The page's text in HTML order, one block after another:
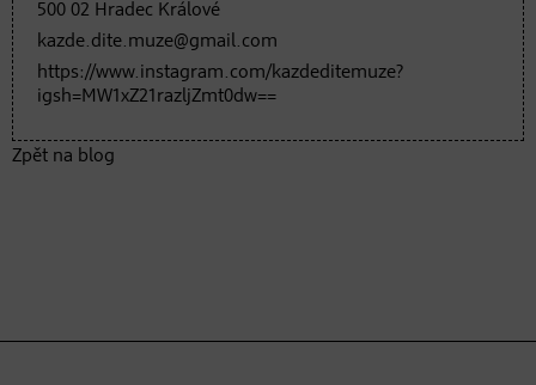
500 02 Hradec Králové
kazde.dite.muze@gmail.com
https://www.instagram.com/kazdeditemuze?
igsh=MW1xZ21razljZmt0dw==
Zpět na blog